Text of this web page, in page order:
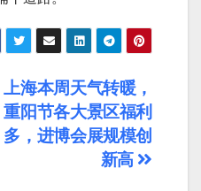
上海本周天气转暖，
重阳节各大景区福利
多，进博会展规模创
新高